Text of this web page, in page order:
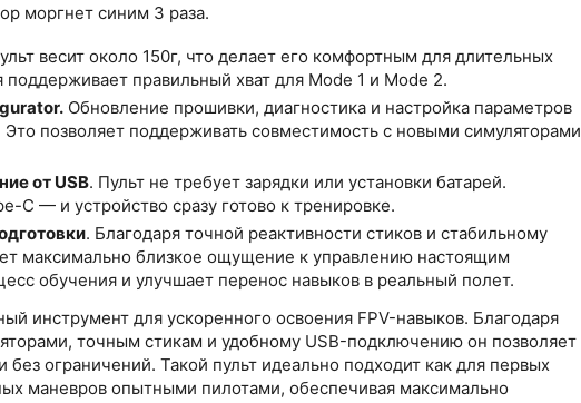
моргнет синим 3 раза.
весит около 150г, что делает его комфортным для длительных
правильный хват для Mode 1 и Mode 2.
Обновление прошивки, диагностика и настройка параметров
позволяет поддерживать совместимость с новыми симуляторами
от USB. Пульт не требует зарядки или установки батарей.
C — и устройство сразу готово к тренировке.
. Благодаря точной реактивности стиков и стабильному
максимально близкое ощущение к управлению настоящим
обучения и улучшает перенос навыков в реальный полет.
инструмент для ускоренного освоения FPV-навыков. Благодаря
точным стикам и удобному USB-подключению он позволяет
без ограничений. Такой пульт идеально подходит как для первых
маневров опытными пилотами, обеспечивая максимально